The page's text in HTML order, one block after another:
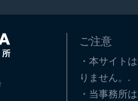
ご注意
・本サイト
りません。.
・当事務所